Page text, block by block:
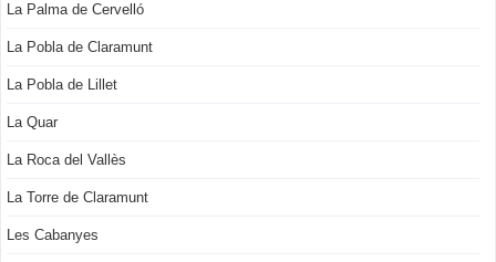
La Palma de Cervelló
La Pobla de Claramunt
La Pobla de Lillet
La Quar
La Roca del Vallès
La Torre de Claramunt
Les Cabanyes